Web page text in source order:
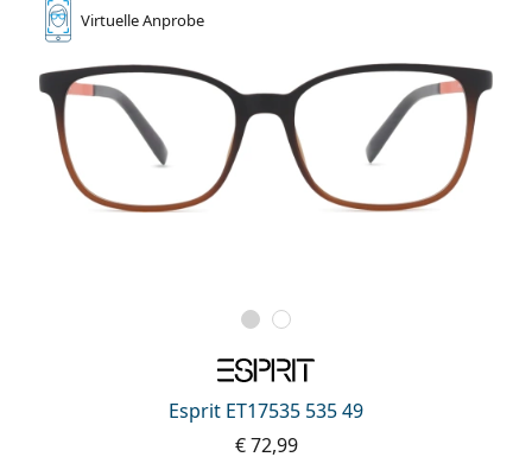
VirtuelleAnprobe
Esprit ET17535 535 49
€ 72,99